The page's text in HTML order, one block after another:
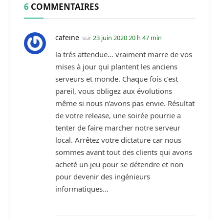
6 COMMENTAIRES
cafeine sur23 juin 2020 20 h 47 min
la trés attendue… vraiment marre de vos
mises à jour qui plantent les anciens
serveurs et monde. Chaque fois c’est
pareil, vous obligez aux évolutions
même si nous n’avons pas envie. Résultat
de votre release, une soirée pourrie a
tenter de faire marcher notre serveur
local. Arrêtez votre dictature car nous
sommes avant tout des clients qui avons
acheté un jeu pour se détendre et non
pour devenir des ingénieurs
informatiques…